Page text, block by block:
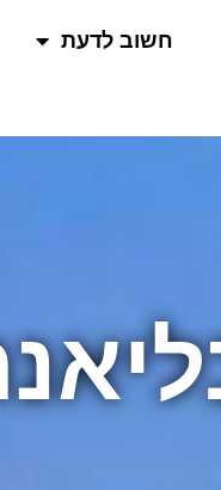
חשוב לדעת